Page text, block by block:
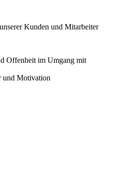
Kunden und Mitarbeiter
Offenheit im Umgang mit
und Motivation